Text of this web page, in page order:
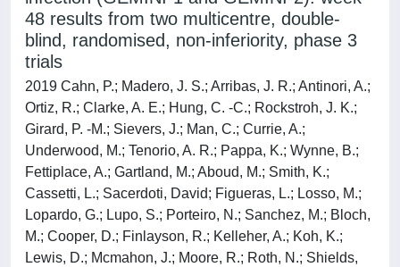
48 results from two multicentre, double-
blind, randomised, non-inferiority, phase 3
trials
2019 Cahn, P.; Madero, J. S.; Arribas, J. R.; Antinori, A.;
Ortiz, R.; Clarke, A. E.; Hung, C. -C.; Rockstroh, J. K.;
Girard, P. -M.; Sievers, J.; Man, C.; Currie, A.;
Underwood, M.; Tenorio, A. R.; Pappa, K.; Wynne, B.;
Fettiplace, A.; Gartland, M.; Aboud, M.; Smith, K.;
Cassetti, L.; Sacerdoti, David; Figueras, L.; Losso, M.;
Lopardo, G.; Lupo, S.; Porteiro, N.; Sanchez, M.; Bloch,
M.; Cooper, D.; Finlayson, R.; Kelleher, A.; Koh, K.;
Lewis, D.; Mcmahon, J.; Moore, R.; Roth, N.; Shields,